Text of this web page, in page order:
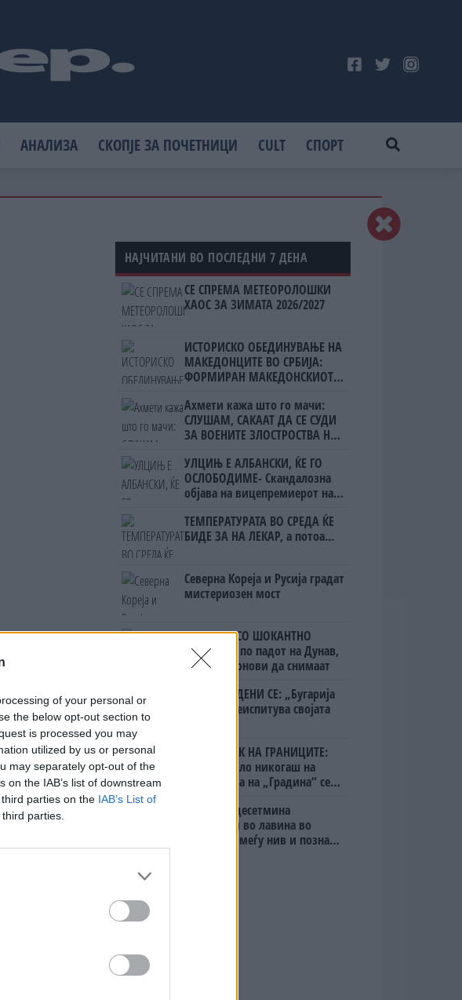
of your personal or
the below opt-out section to
is processed you may
utilized by us or personal
may separately opt-out of the
the IAB’s list of downstream
parties on the IAB’s List of
parties.
АНАЛИЗА СКОПЈЕ ЗА ПОЧЕТНИЦИ CULT СПОРТ
во
живеел
во
„Време
го
Отидов.
само
НАЈЧИТАНИ ВО ПОСЛЕДНИ 7 ДЕНА
СЕ СПРЕМА МЕТЕОРОЛОШКИ
ХАОС ЗА ЗИМАТА 2026/2027
ИСТОРИСКО ОБЕДИНУВАЊЕ НА
МАКЕДОНЦИТЕ ВО СРБИЈА:
ФОРМИРАН МАКЕДОНСКИОТ
Ахмети кажа што го мачи:
СЛУШАМ, САКААТ ДА СЕ СУДИ
ЗА ВОЕНИТЕ ЗЛОСТРОСТВА НА
УЛЦИЊ Е АЛБАНСКИ, ЌЕ ГО
ОСЛОБОДИМЕ- Скандалозна
објава на вицепремиерот на
ТЕМПЕРАТУРАТА ВО СРЕДА ЌЕ
БИДЕ ЗА НА ЛЕКАР, а потоа...
Северна Кореја и Русија градат
мистериозен мост
БУГАРИТЕ СО ШОКАНТНО
ОТКРИТИЕ по падот на Дунав,
кренаа дронови да снимаат
ПРЕДУПРЕДЕНИ СЕ: „Бугарија
итно ја преиспитува својата
БЕЛ ШТРАЈК НА ГРАНИЦИТЕ:
Вака не било никогаш на
„Евзони“, а на „Градина“ се
Исчезнаа десетмина
алпинисти во лавина во
Пакистан- меѓу нив и познат